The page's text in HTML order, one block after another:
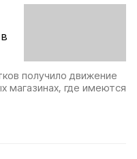
получило движение
магазинах, где имеются